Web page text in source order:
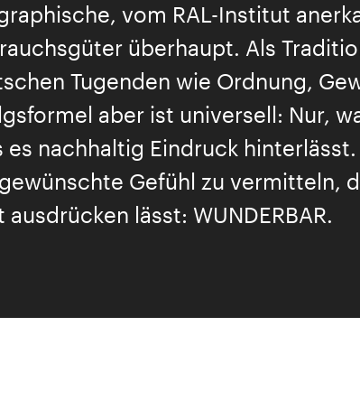
vom RAL-Institut
überhaupt. Als
Tugenden wie Ordnung,
aber ist universell: Nur,
es nachhaltig Eindruck
Gefühl zu vermitteln,
ausdrücken lässt: WUNDERBAR.